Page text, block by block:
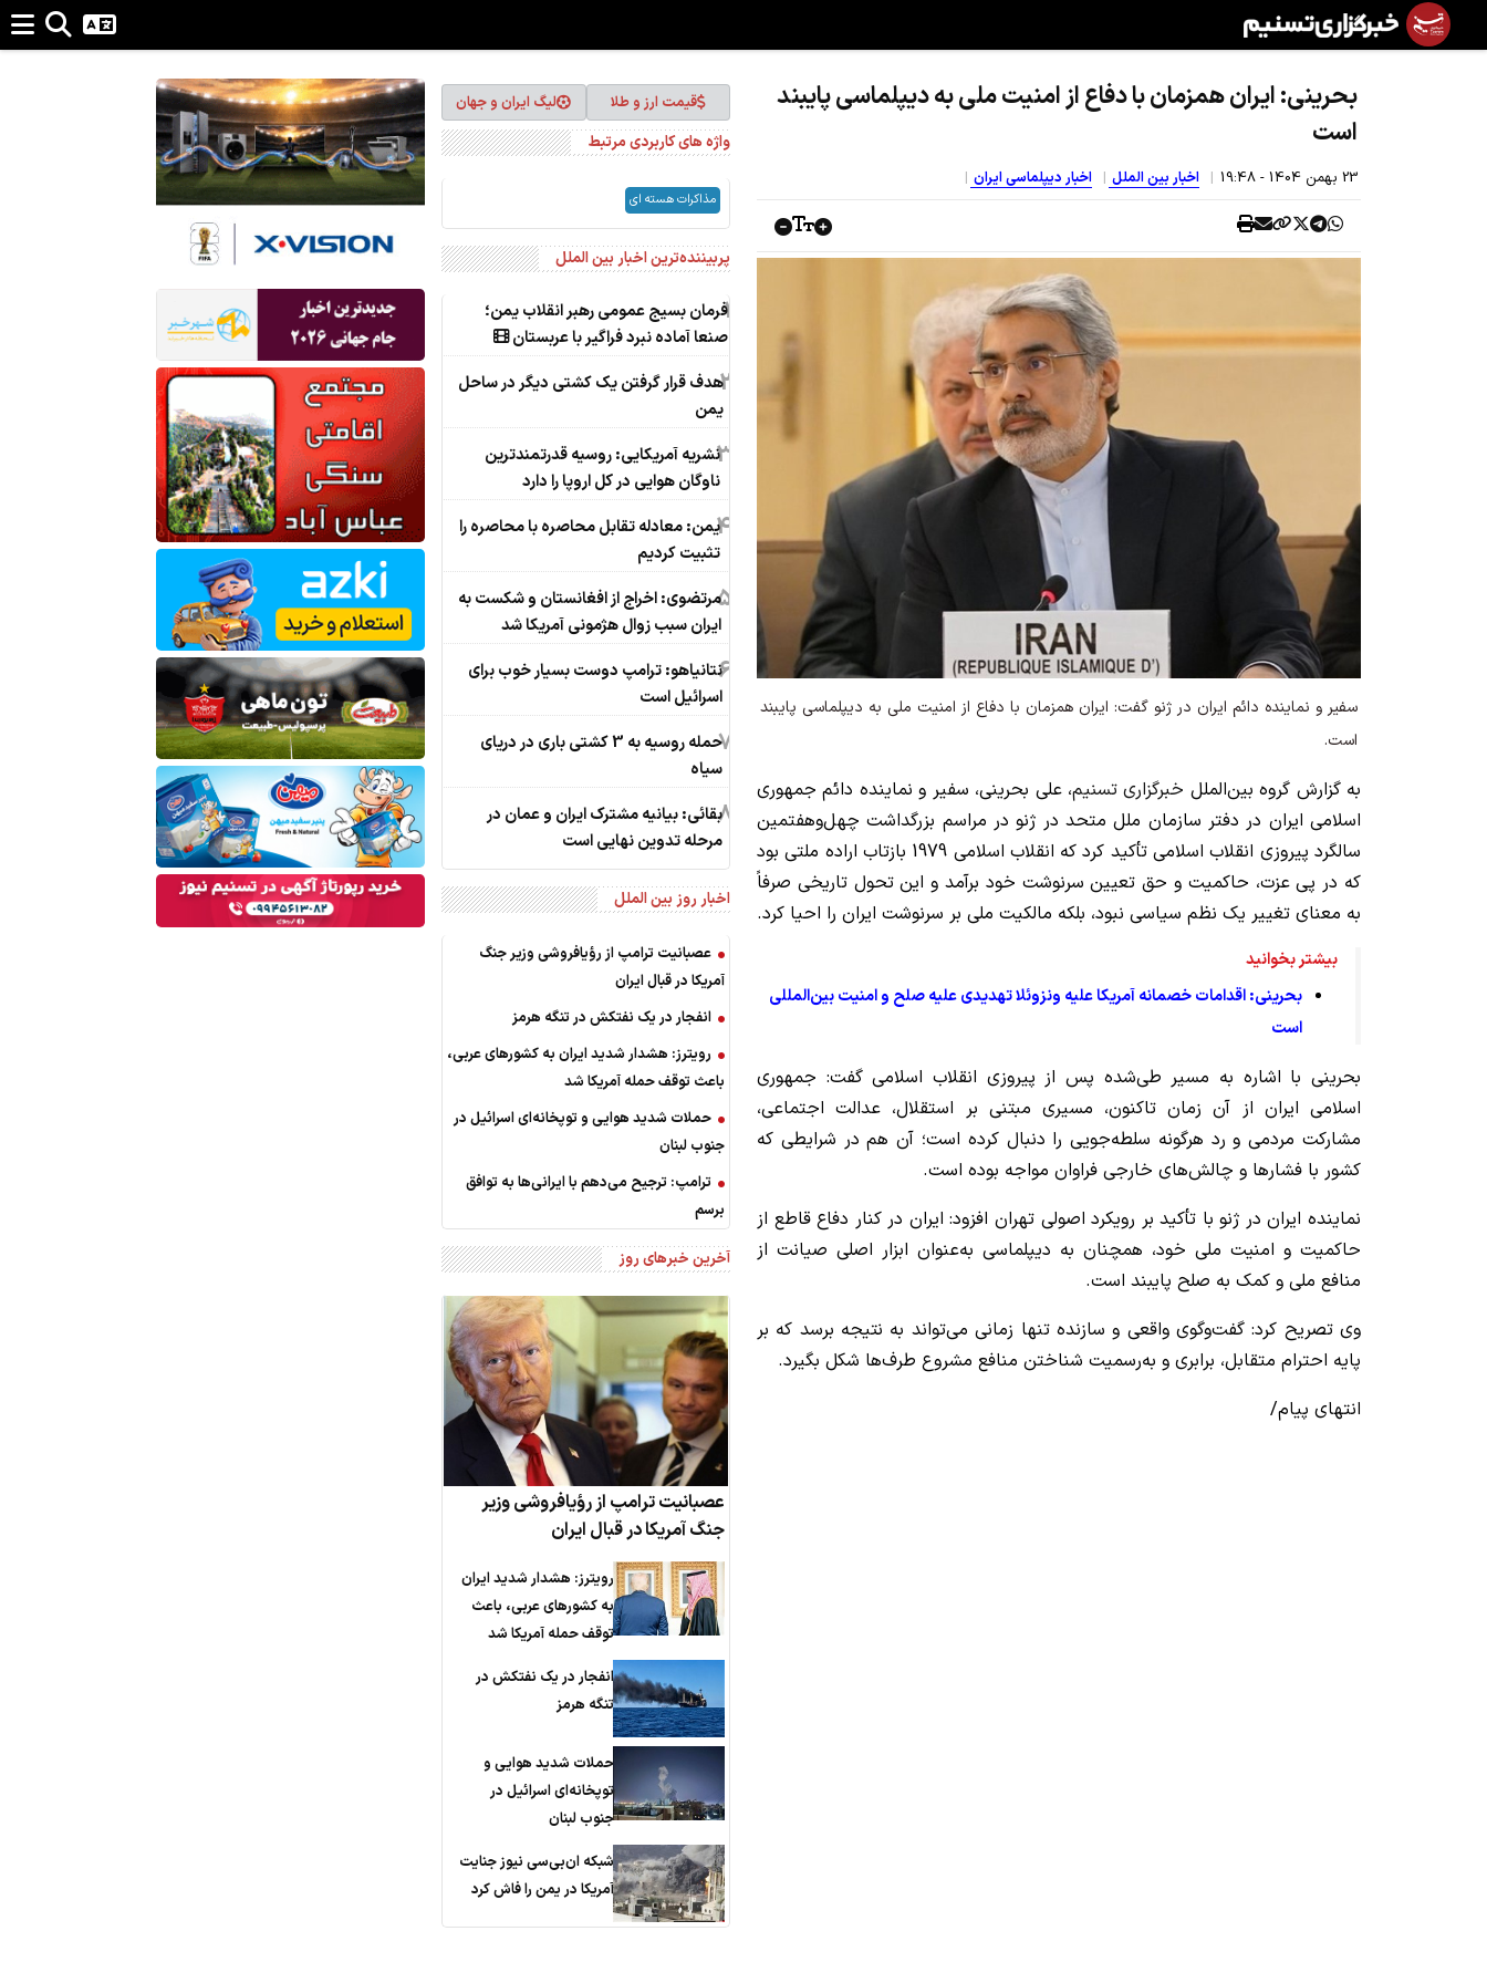
بحرینی: ایران همزمان با دفاع از امنیت ملی به دیپلماسی پایبند
است
23 بهمن 1404 - 19:48 اخبار بین الملل اخبار دیپلماسی ایران
سفیر و نماینده دائم ایران در ژنو گفت: ایران همزمان با دفاع از امنیت ملی به دیپلماسی پایبند
است.
به گزارش گروه بین‌الملل خبرگزاری تسنیم، علی بحرینی، سفیر و نماینده دائم جمهوری
اسلامی ایران در دفتر سازمان ملل متحد در ژنو در مراسم بزرگداشت چهل‌وهفتمین
سالگرد پیروزی انقلاب اسلامی تأکید کرد که انقلاب اسلامی 1979 بازتاب اراده ملتی بود
که در پی عزت، حاکمیت و حق تعیین سرنوشت خود برآمد و این تحول تاریخی صرفاً
به معنای تغییر یک نظم سیاسی نبود، بلکه مالکیت ملی بر سرنوشت ایران را احیا کرد.
بیشتر بخوانید
بحرینی: اقدامات خصمانه آمریکا علیه ونزوئلا تهدیدی علیه صلح و امنیت بین‌المللی
است
بحرینی با اشاره به مسیر طی‌شده پس از پیروزی انقلاب اسلامی گفت: جمهوری
اسلامی ایران از آن زمان تاکنون، مسیری مبتنی بر استقلال، عدالت اجتماعی،
مشارکت مردمی و رد هرگونه سلطه‌جویی را دنبال کرده است؛ آن هم در شرایطی که
کشور با فشارها و چالش‌های خارجی فراوان مواجه بوده است.
نماینده ایران در ژنو با تأکید بر رویکرد اصولی تهران افزود: ایران در کنار دفاع قاطع از
حاکمیت و امنیت ملی خود، همچنان به دیپلماسی به‌عنوان ابزار اصلی صیانت از
منافع ملی و کمک به صلح پایبند است.
وی تصریح کرد: گفت‌وگوی واقعی و سازنده تنها زمانی می‌تواند به نتیجه برسد که بر
پایه احترام متقابل، برابری و به‌رسمیت شناختن منافع مشروع طرف‌ها شکل بگیرد.
انتهای پیام/
قیمت ارز و طلا لیگ ایران و جهان
واژه های کاربردی مرتبط
مذاکرات هسته ای
پربیننده‌ترین اخبار بین الملل
1فرمان بسیج عمومی رهبر انقلاب یمن؛
صنعا آماده نبرد فراگیر با عربستان
2هدف قرار گرفتن یک کشتی دیگر در ساحل
یمن
3نشریه آمریکایی: روسیه قدرتمندترین
ناوگان هوایی در کل اروپا را دارد
4یمن: معادله تقابل محاصره با محاصره را
تثبیت کردیم
5مرتضوی: اخراج از افغانستان و شکست به
ایران سبب زوال هژمونی آمریکا شد
6نتانیاهو: ترامپ دوست بسیار خوب برای
اسرائیل است
7
حمله روسیه به 3 کشتی باری در دریای
سیاه
8بقائی: بیانیه مشترک ایران و عمان در
مرحله تدوین نهایی است
اخبار روز بین الملل
عصبانیت ترامپ از رؤیافروشی وزیر جنگ
آمریکا در قبال ایران
انفجار در یک نفتکش در تنگه هرمز
رویترز: هشدار شدید ایران به کشورهای عربی،
باعث توقف حمله آمریکا شد
حملات شدید هوایی و توپخانه‌ای اسرائیل در
جنوب لبنان
ترامپ: ترجیح می‌دهم با ایرانی‌‌ها به توافق
برسم
آخرین خبرهای روز
عصبانیت ترامپ از رؤیافروشی وزیر
جنگ آمریکا در قبال ایران
رویترز: هشدار شدید ایران
به کشورهای عربی، باعث
توقف حمله آمریکا شد
انفجار در یک نفتکش در
تنگه هرمز
حملات شدید هوایی و
توپخانه‌ای اسرائیل در
جنوب لبنان
شبکه ان‌بی‌سی نیوز جنایت
آمریکا در یمن را فاش کرد